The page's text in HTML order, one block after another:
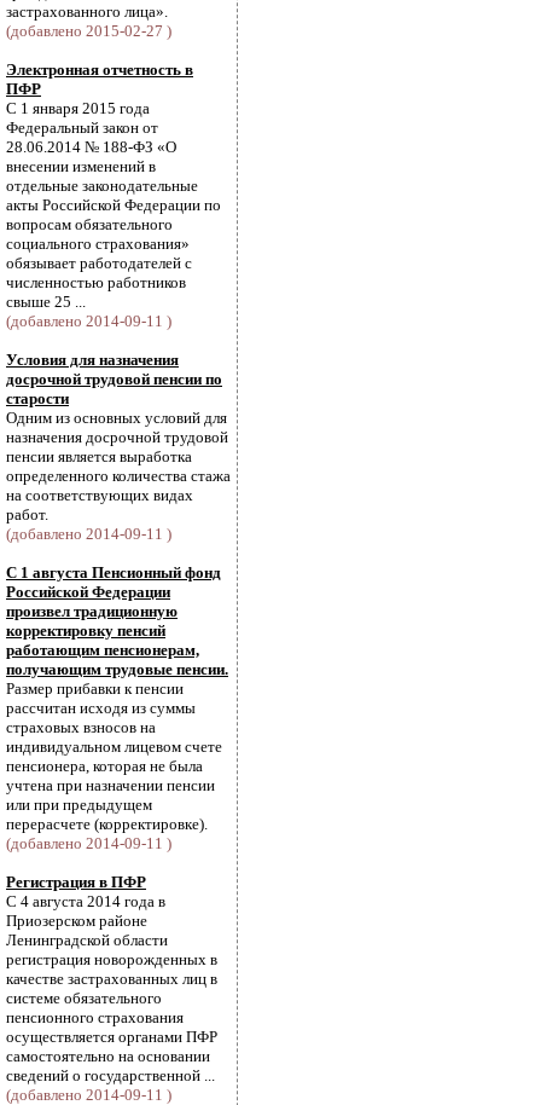
застрахованного лица».
(добавлено 2015-02-27 )
Электронная отчетность в
ПФР
С 1 января 2015 года
Федеральный закон от
28.06.2014 № 188-ФЗ «О
внесении изменений в
отдельные законодательные
акты Российской Федерации по
вопросам обязательного
социального страхования»
обязывает работодателей с
численностью работников
свыше 25 ...
(добавлено 2014-09-11 )
Условия для назначения
досрочной трудовой пенсии по
старости
Одним из основных условий для
назначения досрочной трудовой
пенсии является выработка
определенного количества стажа
на соответствующих видах
работ.
(добавлено 2014-09-11 )
С 1 августа Пенсионный фонд
Российской Федерации
произвел традиционную
корректировку пенсий
работающим пенсионерам,
получающим трудовые пенсии.
Размер прибавки к пенсии
рассчитан исходя из суммы
страховых взносов на
индивидуальном лицевом счете
пенсионера, которая не была
учтена при назначении пенсии
или при предыдущем
перерасчете (корректировке).
(добавлено 2014-09-11 )
Регистрация в ПФР
С 4 августа 2014 года в
Приозерском районе
Ленинградской области
регистрация новорожденных в
качестве застрахованных лиц в
системе обязательного
пенсионного страхования
осуществляется органами ПФР
самостоятельно на основании
сведений о государственной ...
(добавлено 2014-09-11 )